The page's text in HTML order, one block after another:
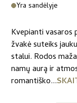
Yra sandėlyje
Kvepianti vasaros
žvakė suteiks
stalui. Rodos
namų aurą ir
romantiško...